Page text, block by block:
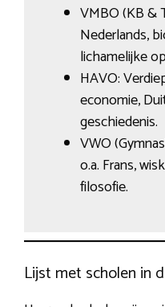
VMBO (KB &
Nederlands,
lichamelijke
HAVO:
economie,
geschiedenis.
VWO
o.a. Frans,
filosofie.
Lijst met scholen in